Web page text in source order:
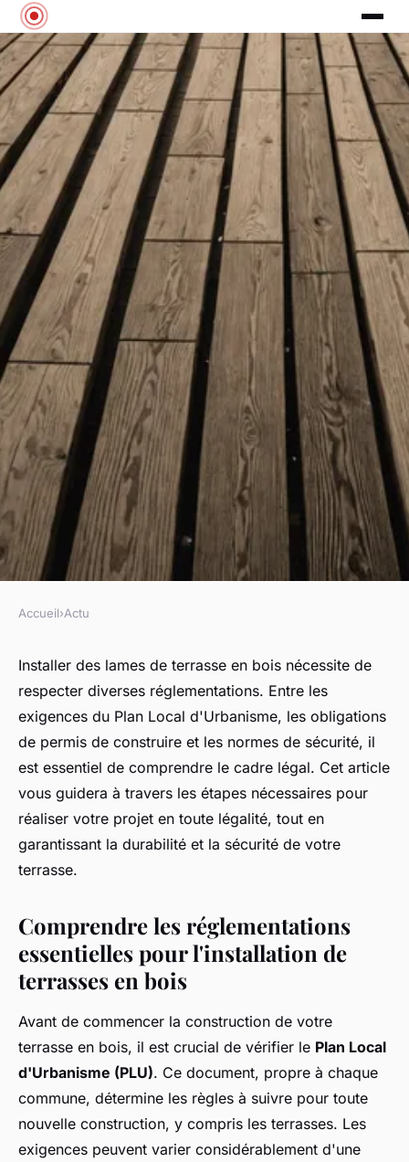
L'installation de lames de
terrasse en bois : quelles sont
les réglementations ?
sandrine•30 octobre 2024•4 min de lecture
Accueil›Actu
Installer des lames de terrasse en bois nécessite de
respecter diverses réglementations. Entre les
exigences du Plan Local d'Urbanisme, les obligations
de permis de construire et les normes de sécurité, il
est essentiel de comprendre le cadre légal. Cet article
vous guidera à travers les étapes nécessaires pour
réaliser votre projet en toute légalité, tout en
garantissant la durabilité et la sécurité de votre
terrasse.
Comprendre les réglementations
essentielles pour l'installation de
terrasses en bois
Avant de commencer la construction de votre
terrasse en bois, il est crucial de vérifier le Plan Local
d'Urbanisme (PLU). Ce document, propre à chaque
commune, détermine les règles à suivre pour toute
nouvelle construction, y compris les terrasses. Les
exigences peuvent varier considérablement d'une